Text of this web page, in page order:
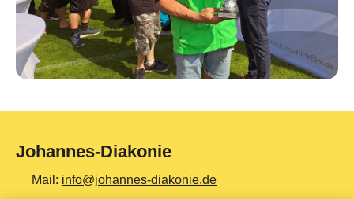
Johannes-Diakonie
Mail: info@johannes-diakonie.de